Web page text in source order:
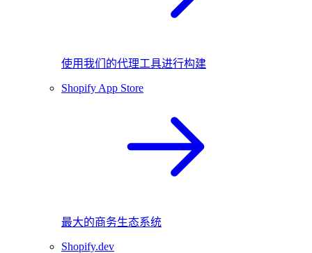
使用我们的代理工具进行构建
Shopify App Store
最大的商务生态系统
Shopify.dev